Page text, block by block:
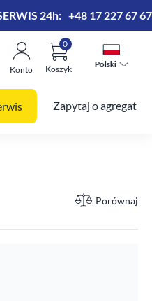
24h: +48 17 227 67 67
Konto Koszyk
0
Polski
Polski
Zapytaj o agregat
Porównaj